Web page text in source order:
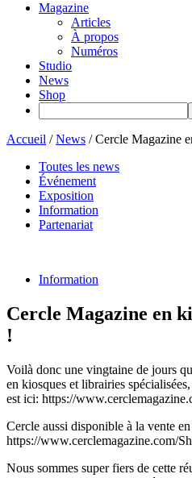
Magazine
Articles
À propos
Numéros
Studio
News
Shop
Accueil /News /Cercle Magazine
Toutes les news
Événement
Exposition
Information
Partenariat
Information
Cercle Magazine en
!
Voilà donc une vingtaine de jours
en kiosques et librairies
est ici: https://
Cercle aussi disponible à la vente
https://www.cerclemagazine.com/
Nous sommes super fiers de cette